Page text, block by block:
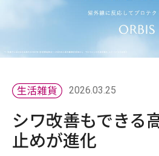
2026.03.25
シワ改善もできる
⽌めが進化